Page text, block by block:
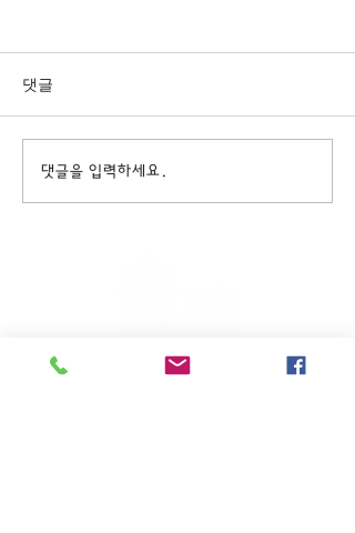
댓글
댓글을 입력하세요.
주일KM예배 (1부) 9am, (2부)